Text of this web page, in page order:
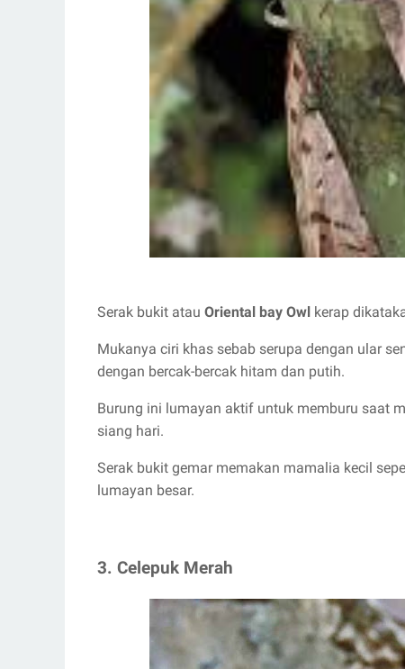
Serak bukit atau Oriental bay Owl kerap
Mukanya ciri khas sebab serupa dengan ular
dengan bercak-bercak hitam dan putih.
Burung ini lumayan aktif untuk memburu saat
siang hari.
Serak bukit gemar memakan mamalia kecil
lumayan besar.
3. Celepuk Merah